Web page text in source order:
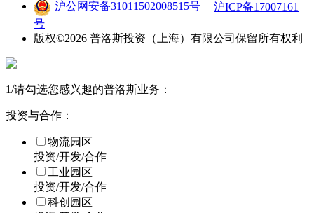
沪公网安备31011502008515号
沪ICP备17007161
号
版权©2026 普洛斯投资（上海）有限公司保留所有权利
1/请勾选您感兴趣的普洛斯业务：
投资与合作：
物流园区
投资/开发/合作
工业园区
投资/开发/合作
科创园区